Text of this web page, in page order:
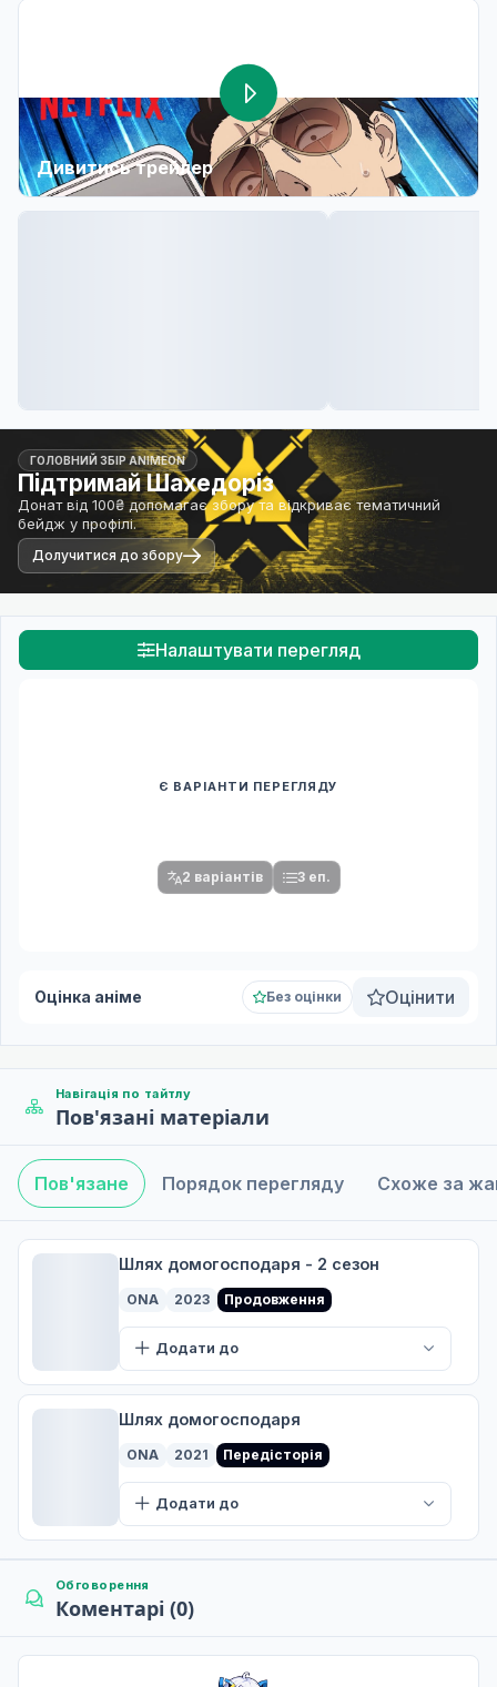
Дивитись трейлер
ГОЛОВНИЙ ЗБІР ANIMEON
Підтримай Шахедоріз
Донат від 100₴ допомагає збору та відкриває тематичний
бейдж у профілі.
Долучитися до збору
Налаштувати перегляд
Є ВАРІАНТИ ПЕРЕГЛЯДУ
2 варіантів 3 еп.
Оцінка аніме Без оцінки Оцінити
Навігація по тайтлу
Пов'язані матеріали
Пов'язане Порядок перегляду Схоже за
Шлях домогосподаря - 2 сезон
ONA 2023 Продовження
Додати до
Шлях домогосподаря
ONA 2021 Передісторія
Додати до
Обговорення
Коментарі (0)